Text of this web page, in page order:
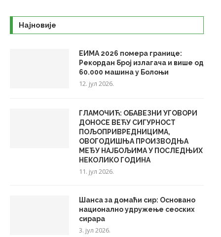
Најновије
ЕИМА 2026 помера границе:
Рекордан број излагача и више од
60.000 машина у Болоњи
12. јул 2026.
ГЛАМОЧИЋ: ОБАВЕЗНИ УГОВОРИ
ДОНОСЕ ВЕЋУ СИГУРНОСТ
ПОЉОПРИВРЕДНИЦИМА,
ОВОГОДИШЊА ПРОИЗВОДЊА
МЕЂУ НАЈБОЉИМА У ПОСЛЕДЊИХ
НЕКОЛИКО ГОДИНА
11. јул 2026.
Шанса за домаћи сир: Основано
национално удружење сеоских
сирара
3. јул 2026.